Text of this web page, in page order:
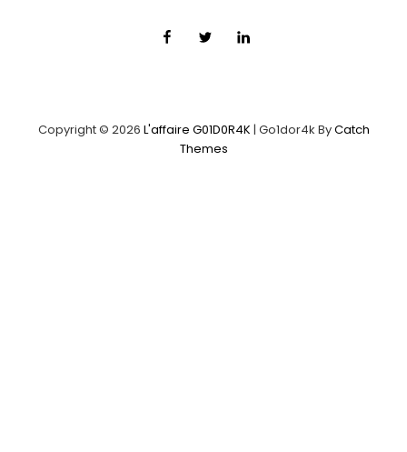
FacebookTwitterLinkedIn
Copyright © 2026 L'affaire G01D0R4K | Go1dor4k ByCatch
Themes